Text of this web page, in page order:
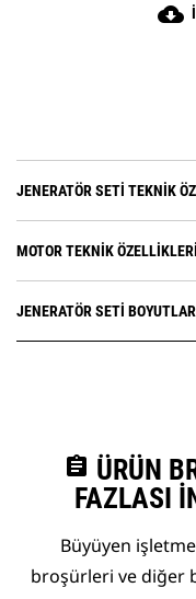
cloud_download
JENERATÖR SETI TEKNIK
MOTOR TEKNIK ÖZELLIKLERI
JENERATÖR SETI
assignment ÜRÜN
FAZLASI
Büyüyen
broşürleri ve diğer